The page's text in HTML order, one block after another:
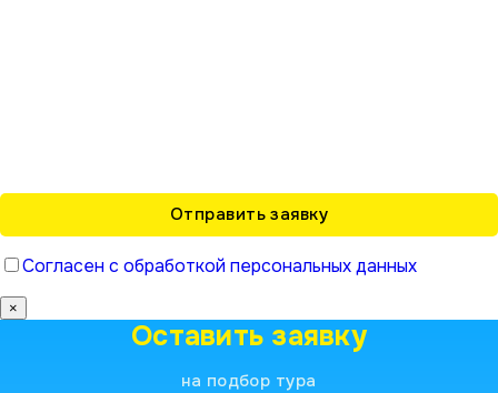
Согласен с обработкой персональных данных
×
Оставить заявку
на подбор тура